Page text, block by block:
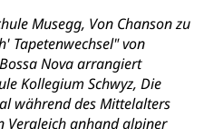
Musegg, Von Chanson zu
Tapetenwechsel" von
Nova arrangiert
Kollegium Schwyz, Die
während des Mittelalters
Vergleich anhand alpiner
Spitzensport,
Sportanlagen
Kanton Luzern